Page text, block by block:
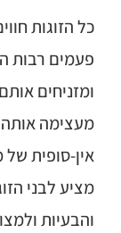
כל הזוגות
פעמים רבות
ומזניחים
מעצימה אותה
אין-סופית של
מציע לבני
והבעיות